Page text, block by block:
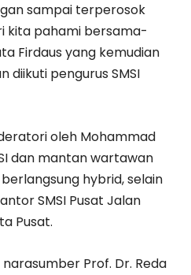
sampai terperosok
kita pahami bersama-
Firdaus yang kemudian
diikuti pengurus SMSI
oleh Mohammad
dan mantan wartawan
hybrid, selain
SMSI Pusat Jalan
Pusat.
Prof. Dr. Reda